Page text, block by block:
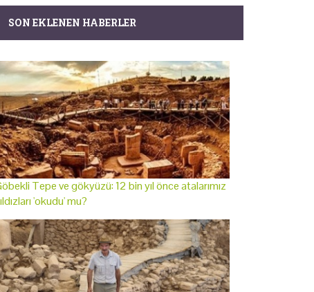
SON EKLENEN HABERLER
Tepe ve gökyüzü: 12 bin yıl önce atalarımız
'okudu' mu?